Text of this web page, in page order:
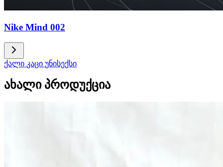
Nike Mind 002
ქალი კაცი უნისექსი
ახალი პროდუქცია